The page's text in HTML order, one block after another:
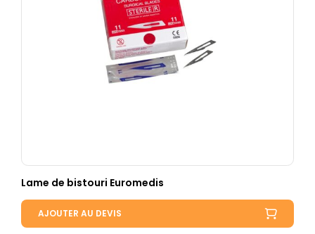
Lame de bistouri Euromedis
AJOUTER AU DEVIS